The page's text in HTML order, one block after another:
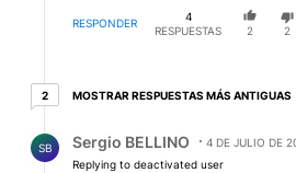
RESPONDER
4
RESPUESTAS
2 2
22 respuestas más antiguas
MOSTRAR RESPUESTAS MÁS ANTIGUAS
SB Sergio BELLINO
4 DE JULIO DE
Replying to deactivated user